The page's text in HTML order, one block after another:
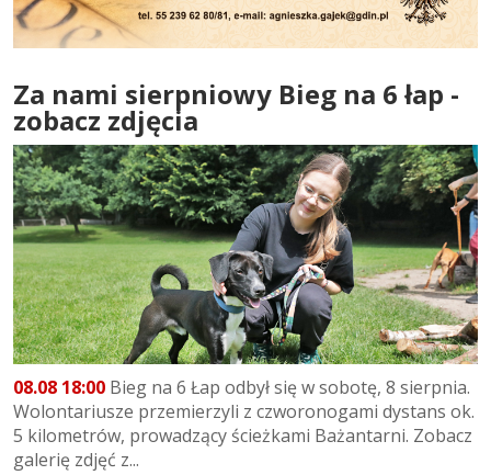
Za nami sierpniowy Bieg na 6 łap -
zobacz zdjęcia
08.08 18:00 Bieg na 6 Łap odbył się w sobotę, 8 sierpnia.
Wolontariusze przemierzyli z czworonogami dystans ok.
5 kilometrów, prowadzący ścieżkami Bażantarni. Zobacz
galerię zdjęć z...